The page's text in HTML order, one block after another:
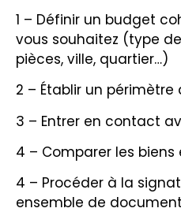
1 – Définir un budget
vous souhaitez (type
pièces, ville, quartier…)
2 – Établir un
3 – Entrer en contact
4 – Comparer les biens
4 – Procéder à la
ensemble de